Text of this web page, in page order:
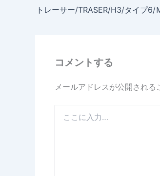
コメントする
メールアドレスが公開される